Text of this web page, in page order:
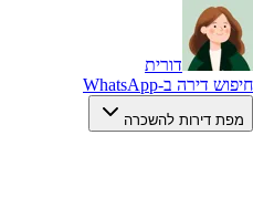
דורית
חיפוש דירה ב-WhatsApp
מפת דירות להשכרה